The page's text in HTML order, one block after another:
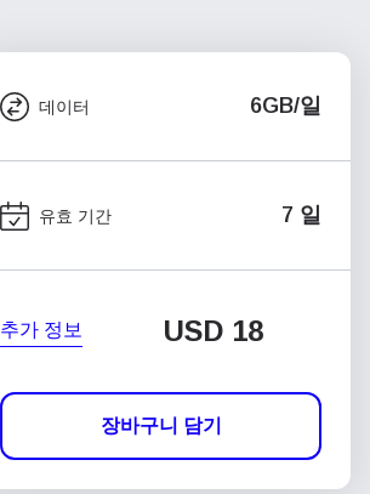
데이터 6GB/일
유효 기간 7 일
추가 정보 USD 18
장바구니 담기